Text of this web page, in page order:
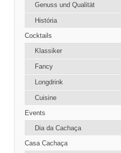
Genuss und Qualität
História
Cocktails
Klassiker
Fancy
Longdrink
Cuisine
Events
Dia da Cachaça
Casa Cachaça